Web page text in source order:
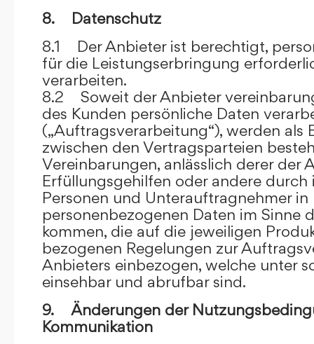
8. Datenschutz
8.1 Der Anbieter ist berechtigt,
für die Leistungserbringung
verarbeiten.
8.2 Soweit der Anbieter
des Kunden persönliche Daten
(„Auftragsverarbeitung“), werden als
zwischen den Vertragsparteien
Vereinbarungen, anlässlich derer der
Erfüllungsgehilfen oder andere
Personen und Unterauftragnehmer
personenbezogenen Daten im Sinne
kommen, die auf die jeweiligen
bezogenen Regelungen zur
Anbieters einbezogen, welche unter
einsehbar und abrufbar sind.
9. Änderungen der
Kommunikation